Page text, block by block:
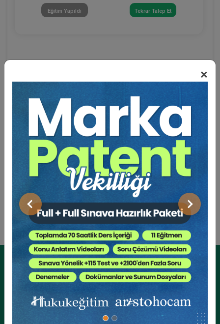
×
Önceki Sonraki
Eğitim Yapıldı Tekrar Talep Et
Eğitmen Hakkında
Sosyal Medya
Kurumsal Üyelikler İçin
Kurumsal Teklif Alın